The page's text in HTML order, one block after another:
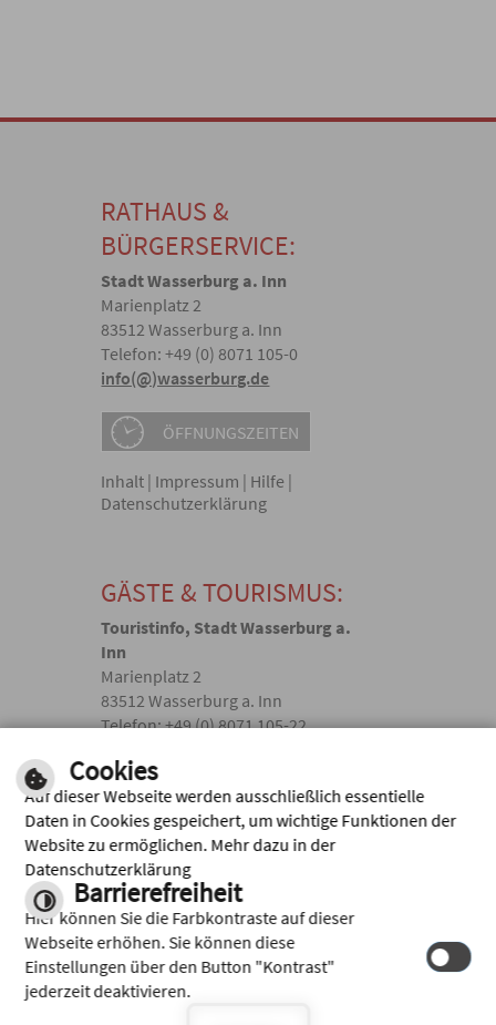
RATHAUS &
BÜRGERSERVICE:
Stadt Wasserburg a. Inn
Marienplatz 2
83512 Wasserburg a. Inn
Telefon: +49 (0) 8071 105-0
info(@)wasserburg.de
ÖFFNUNGSZEITEN
Inhalt | Impressum | Hilfe |
Datenschutzerklärung
GÄSTE & TOURISMUS:
Touristinfo, Stadt Wasserburg a.
Inn
Marienplatz 2
83512 Wasserburg a. Inn
Telefon: +49 (0) 8071 105-22
Facebook
Instagram
Cookies
Auf dieser Webseite werden ausschließlich essentielle
Daten in Cookies gespeichert, um wichtige Funktionen der
Website zu ermöglichen. Mehr dazu in der
Datenschutzerklärung
Barrierefreiheit
Hier können Sie die Farbkontraste auf dieser
Webseite erhöhen. Sie können diese
Einstellungen über den Button "Kontrast"
jederzeit deaktivieren.